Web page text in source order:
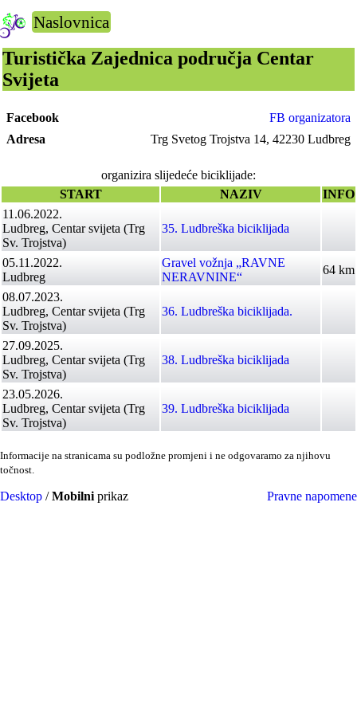
Naslovnica
Turistička Zajednica područja Centar
Svijeta
Facebook
FB organizatora
Adresa
Trg Svetog Trojstva 14, 42230 Ludbreg
organizira slijedeće biciklijade:
START
NAZIV
INFO
11.06.2022.
Ludbreg, Centar svijeta (Trg
Sv. Trojstva)
35. Ludbreška biciklijada
05.11.2022.
Ludbreg
Gravel vožnja „RAVNE
NERAVNINE“
64 km
08.07.2023.
Ludbreg, Centar svijeta (Trg
Sv. Trojstva)
36. Ludbreška biciklijada.
27.09.2025.
Ludbreg, Centar svijeta (Trg
Sv. Trojstva)
38. Ludbreška biciklijada
23.05.2026.
Ludbreg, Centar svijeta (Trg
Sv. Trojstva)
39. Ludbreška biciklijada
Informacije na stranicama su podložne promjeni i ne odgovaramo za njihovu
točnost.
Desktop /Mobilniprikaz Pravne napomene